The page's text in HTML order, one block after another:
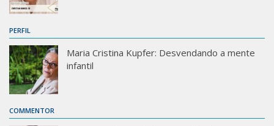
PERFIL
Maria Cristina Kupfer: Desvendando a mente
infantil
COMMENTOR